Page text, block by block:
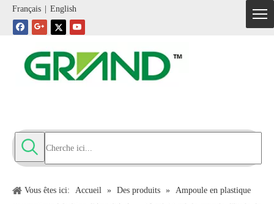
Français English
Vous êtes ici: Accueil » Des produits »
Ampoule en plastique